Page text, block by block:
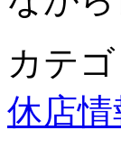
カテ
休店情